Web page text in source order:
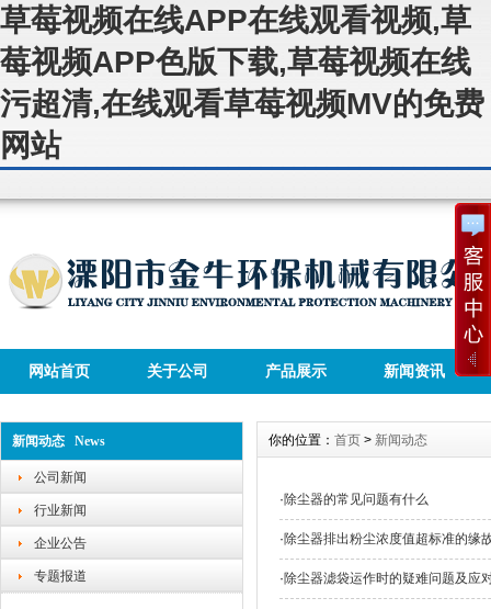
草莓视频在线APP在线观看视频,草
莓视频APP色版下载,草莓视频在线
污超清,在线观看草莓视频MV的免费
网站
网站首页 关于公司 产品展示 新闻资讯
新闻动态 News
公司新闻
行业新闻
企业公告
专题报道
你的位置： 首页 > 新闻动态
·除尘器的常见问题有什么
·除尘器排出粉尘浓度值超标准的缘
·除尘器滤袋运作时的疑难问题及应